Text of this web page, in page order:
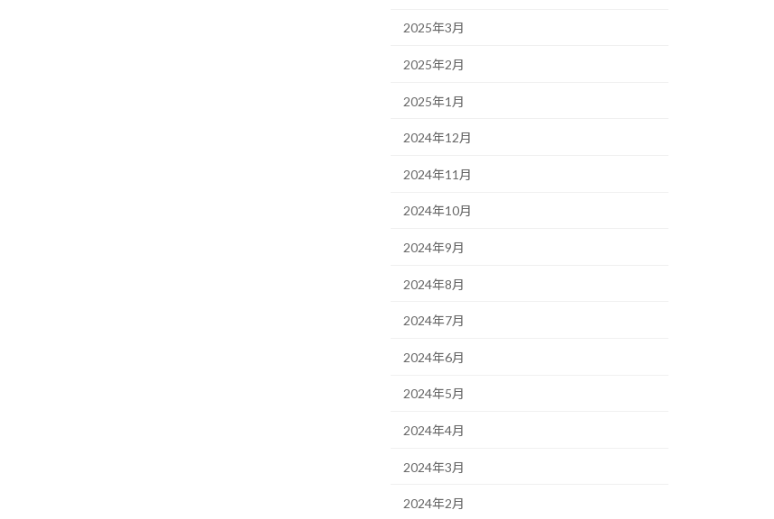
2025年3月
2025年2月
2025年1月
2024年12月
2024年11月
2024年10月
2024年9月
2024年8月
2024年7月
2024年6月
2024年5月
2024年4月
2024年3月
2024年2月